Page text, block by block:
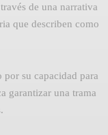
de una narrativa
que describen como
su capacidad para
garantizar una trama